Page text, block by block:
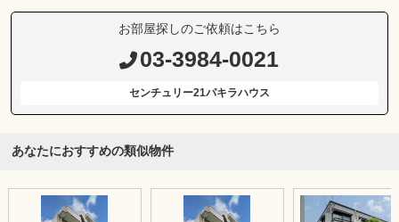
お部屋探しのご依頼はこちら
03-3984-0021
センチュリー21パキラハウス
あなたにおすすめの類似物件